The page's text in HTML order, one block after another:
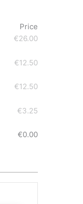
Price
€26.00
€12.50
€12.50
€3.25
€0.00